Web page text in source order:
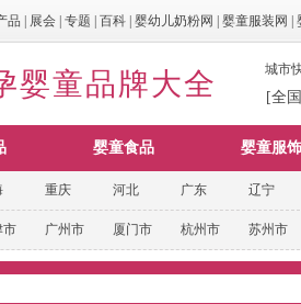
品 展会 专题 百科 婴幼儿奶粉网 婴童服装网
婴童品牌大全 城市
[全
婴童食品 婴童服饰
重庆 河北 广东 辽宁
市 广州市 厦门市 杭州市 苏州市